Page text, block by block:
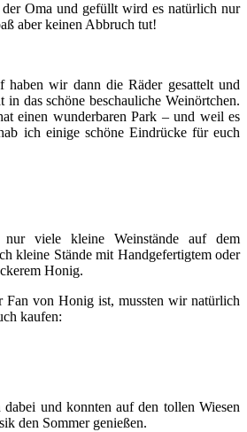
Oma und gefüllt wird es natürlich nur
aber keinen Abbruch tut!
haben wir dann die Räder gesattelt und
in das schöne beschauliche Weinörtchen.
einen wunderbaren Park – und weil es
ich einige schöne Eindrücke für euch
viele kleine Weinstände auf dem
kleine Stände mit Handgefertigtem oder
Honig.
Fan von Honig ist, mussten wir natürlich
kaufen:
und konnten auf den tollen Wiesen
den Sommer genießen.